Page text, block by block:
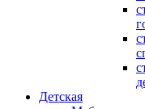
Детская